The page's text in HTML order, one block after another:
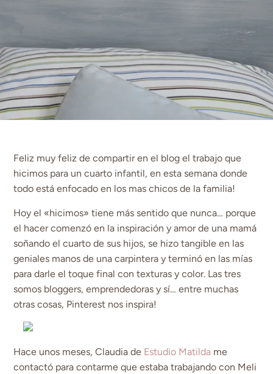
Feliz muy feliz de compartir en el blog el trabajo que
hicimos para un cuarto infantil, en esta semana donde
todo está enfocado en los mas chicos de la familia!
Hoy el «hicimos» tiene más sentido que nunca… porque
el hacer comenzó en la inspiración y amor de una mamá
soñando el cuarto de sus hijos, se hizo tangible en las
geniales manos de una carpintera y terminó en las mías
para darle el toque final con texturas y color. Las tres
somos bloggers, emprendedoras y sí… entre muchas
otras cosas, Pinterest nos inspira!
Hace unos meses, Claudia de Estudio Matilda me
contactó para contarme que estaba trabajando con Meli